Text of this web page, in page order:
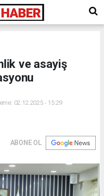
ve asayiş
02.12.2025 - 15:29
ABONE OL